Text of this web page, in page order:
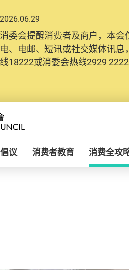
2026.06.29
消委会提醒消费者及商户，本
电、电邮、短讯或社交媒体讯
线18222或消委会热线2929 2222
倡议 消费者教育 消费全攻